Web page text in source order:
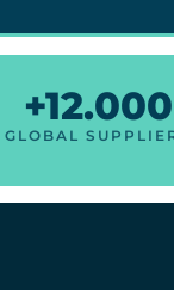
+12.000
GLOBAL